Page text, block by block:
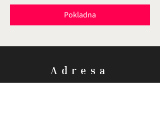
Pokladna
Adresa